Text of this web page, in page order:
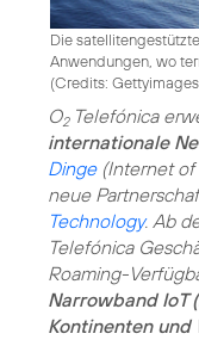
Die
Anwendungen, wo
(Credits:
O2Telefónica
internationale
Dinge(Internet of
neue
Technology. Ab
Telefónica
Roaming-
Narrowband IoT
Kontinenten und